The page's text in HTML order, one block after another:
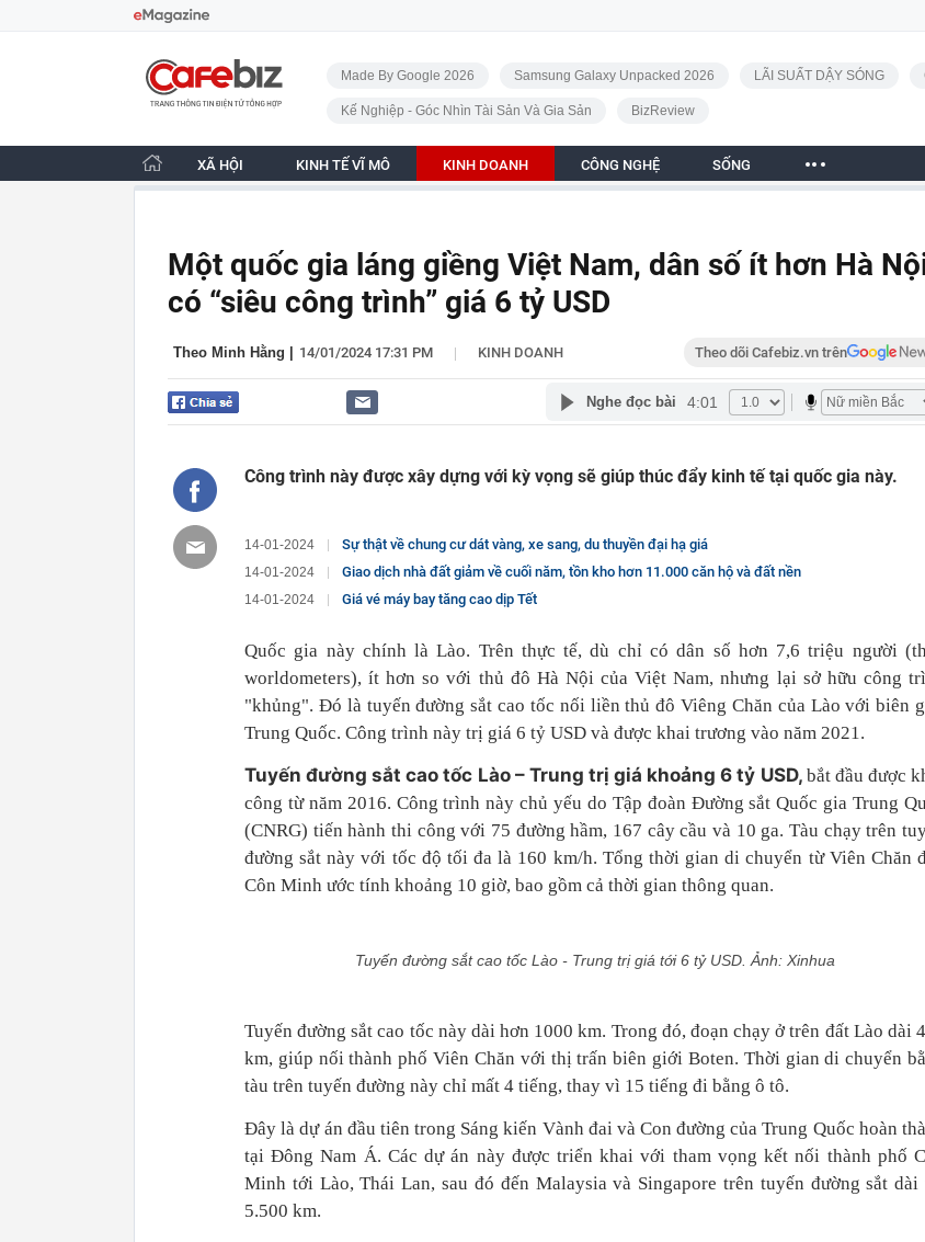
CafeBiz - Trang chủ
Made By Google 2026 Samsung Galaxy Unpacked 2026 LÃI SUẤT DẬY SÓNG
Kế Nghiệp - Góc Nhìn Tài Sản Và Gia Sản BizReview
XÃ HỘI KINH TẾ VĨ MÔ KINH DOANH CÔNG NGHỆ SỐNG
Một quốc gia láng giềng Việt Nam, dân số ít hơn Hà
có “siêu công trình” giá 6 tỷ USD
Theo Minh Hằng 14/01/2024 17:31 PM | KINH DOANH Theo dõi Cafebiz.vn trên
Nghe đọc bài 4:01
Công trình này được xây dựng với kỳ vọng sẽ giúp thúc đẩy kinh tế tại quốc gia này.
14-01-2024 Sự thật về chung cư dát vàng, xe sang, du thuyền đại hạ giá
14-01-2024 Giao dịch nhà đất giảm về cuối năm, tồn kho hơn 11.000 căn hộ và đất nền
14-01-2024 Giá vé máy bay tăng cao dịp Tết
Quốc gia này chính là Lào. Trên thực tế, dù chỉ có dân số hơn 7,6 triệu người
worldometers), ít hơn so với thủ đô Hà Nội của Việt Nam, nhưng lại sở hữu công
"khủng". Đó là tuyến đường sắt cao tốc nối liền thủ đô Viêng Chăn của Lào với biên
Trung Quốc. Công trình này trị giá 6 tỷ USD và được khai trương vào năm 2021.
Tuyến đường sắt cao tốc Lào – Trung trị giá khoảng 6 tỷ USD, bắt đầu được
công từ năm 2016. Công trình này chủ yếu do Tập đoàn Đường sắt Quốc gia Trung
(CNRG) tiến hành thi công với 75 đường hầm, 167 cây cầu và 10 ga. Tàu chạy trên
đường sắt này với tốc độ tối đa là 160 km/h. Tổng thời gian di chuyển từ Viên Chăn
Côn Minh ước tính khoảng 10 giờ, bao gồm cả thời gian thông quan.
Tuyến đường sắt cao tốc Lào - Trung trị giá tới 6 tỷ USD. Ảnh: Xinhua
Tuyến đường sắt cao tốc này dài hơn 1000 km. Trong đó, đoạn chạy ở trên đất Lào dài
km, giúp nối thành phố Viên Chăn với thị trấn biên giới Boten. Thời gian di chuyển
tàu trên tuyến đường này chỉ mất 4 tiếng, thay vì 15 tiếng đi bằng ô tô.
Đây là dự án đầu tiên trong Sáng kiến Vành đai và Con đường của Trung Quốc hoàn
tại Đông Nam Á. Các dự án này được triển khai với tham vọng kết nối thành phố
Minh tới Lào, Thái Lan, sau đó đến Malaysia và Singapore trên tuyến đường sắt dài
5.500 km.